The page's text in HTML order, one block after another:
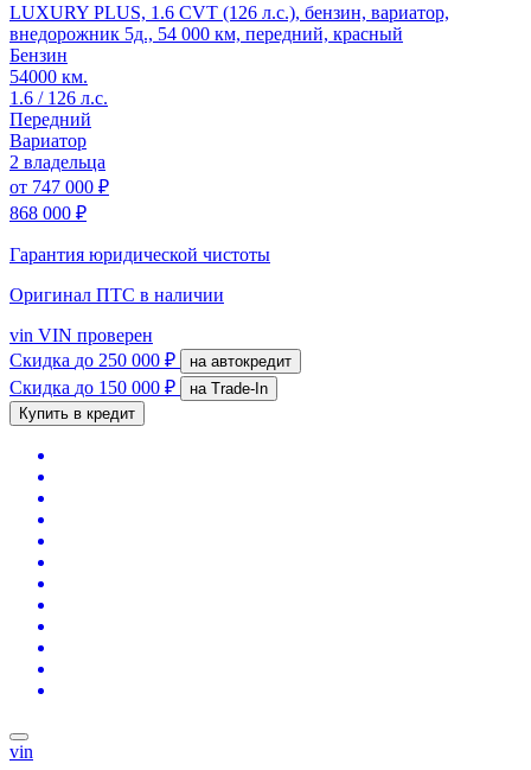
LUXURY PLUS, 1.6 CVT (126 л.с.), бензин, вариатор,
внедорожник 5д., 54 000 км, передний, красный
Бензин
54000 км.
1.6 / 126 л.с.
Передний
Вариатор
2 владельца
от 747 000 ₽
868 000 ₽
Гарантия юридической чистоты
Оригинал ПТС в наличии
vin VIN проверен
Скидка до 250 000 ₽ на автокредит
Скидка до 150 000 ₽
на Trade-In
Купить в кредит
vin